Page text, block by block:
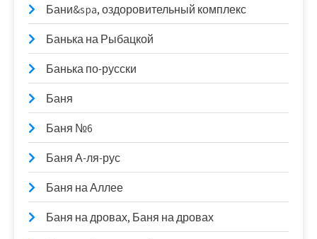
Бани&spa, оздоровительный комплекс
Банька на Рыбацкой
Банька по-русски
Баня
Баня №6
Баня А-ля-рус
Баня на Аллее
Баня на дровах, Баня на дровах